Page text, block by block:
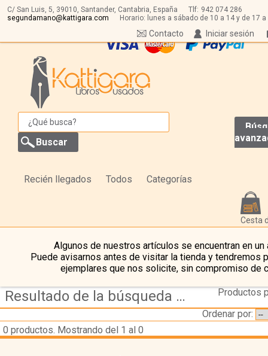
C/ San Luis, 5, 39010, Santander, Cantabria, España Tlf: 942 074 286
segundamano@kattigara.com
Horario: lunes a sábado de 10 a 14 y de 17 a
Iniciar sesión
Contacto
Recién llegados Todos Categorías
Cesta
Algunos de nuestros artículos se encuentran en un
Puede avisarnos antes de visitar la tienda y tendremos
ejemplares que nos solicite, sin compromiso de
Resultado de la búsqueda de autor levi-montalcini,-rita
Productos
Ordenar por:
0 productos. Mostrando del 1 al 0